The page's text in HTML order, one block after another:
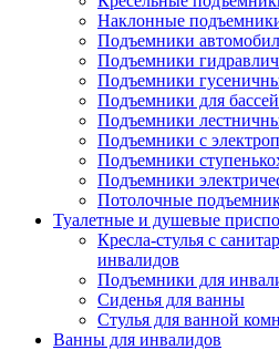
Наклонные
Подъемники
Подъемники
Подъемники
Подъемники для
Подъемники
Подъемники с
Подъемники
Подъемники
Потолочные
Туалетные и душевые
Кресла-стулья с
инвалидов
Подъемники для
Сиденья для ванны
Стулья для ванной
Ванны для инвалидов